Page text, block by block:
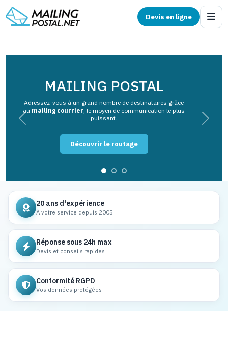
Devis en ligne
MAILING POSTAL
Adressez-vous à un grand nombre de destinataires grâce
au mailing courrier, le moyen de communication le plus
puissant.
Découvrir le routage
Previous Next
20 ans d'expérience
À votre service depuis 2005
Réponse sous 24h max
Devis et conseils rapides
Conformité RGPD
Vos données protégées